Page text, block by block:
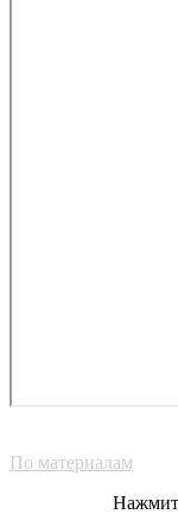
По материалам